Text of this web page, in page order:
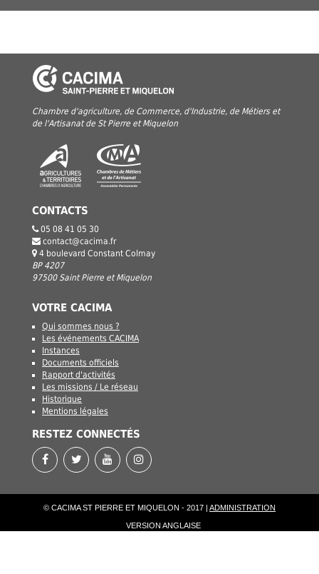
Chambre d'agriculture, de Commerce, d'Industrie, de Métiers et
de l'Artisanat de St Pierre et Miquelon
CONTACTS
05 08 41 05 30
contact@cacima.fr
4 boulevard Constant Colmay
BP 4207
97500 Saint Pierre et Miquelon
VOTRE CACIMA
Qui sommes nous ?
Les événements CACIMA
Instances
Documents officiels
Rapport d'activités
Les missions / Le réseau
Historique
Mentions légales
RESTEZ CONNECTÉS
© CACIMA ST PIERRE ET MIQUELON - 2017 | ADMINISTRATION